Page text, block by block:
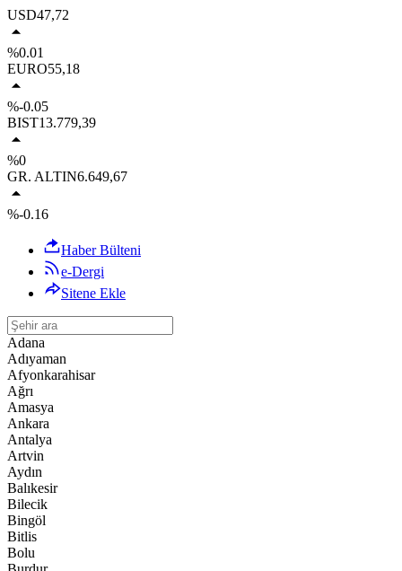
USD47,72
%0.01
EURO55,18
%-0.05
BIST13.779,39
%0
GR. ALTIN6.649,67
%-0.16
Haber Bülteni
e-Dergi
Sitene Ekle
Adana
Adıyaman
Afyonkarahisar
Ağrı
Amasya
Ankara
Antalya
Artvin
Aydın
Balıkesir
Bilecik
Bingöl
Bitlis
Bolu